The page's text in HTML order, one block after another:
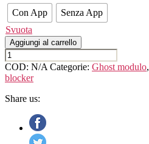
Con App
Senza App
Svuota
Aggiungi al carrello
SKODA
KODIAQ
quantità
COD: N/A Categorie: Ghost modulo,
blocker
Share us: